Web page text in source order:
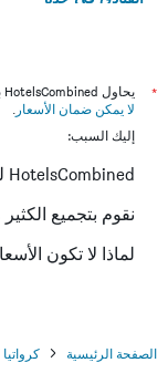
*
يحاول HotelsCombined بشكل دائم الحصول على الأسعار الدقيقة، ولكن
لا يمكن ضمان الأسعار .
إليك السبب:
HotelsCombined ليس البائع
نقوم بتجميع
لماذا لا تكون الأسعار
الصفحة الرئيسية كرواتيا